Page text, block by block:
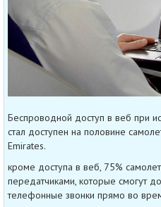
Беспроводной доступ в веб при
стал доступен на половине
Emirates.
кроме доступа в веб, 75%
передатчиками, которые смогут
телефонные звонки прямо во